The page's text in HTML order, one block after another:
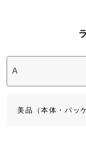
美品（本体・パッ